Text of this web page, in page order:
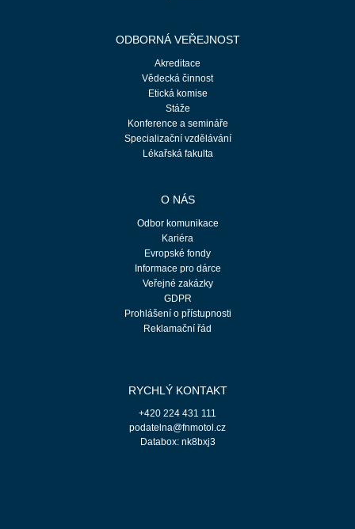
ODBORNÁ VEŘEJNOST
Akreditace
Vědecká činnost
Etická komise
Stáže
Konference a semináře
Specializační vzdělávání
Lékařská fakulta
O NÁS
Odbor komunikace
Kariéra
Evropské fondy
Informace pro dárce
Veřejné zakázky
GDPR
Prohlášení o přístupnosti
Reklamační řád
RYCHLÝ KONTAKT
+420 224 431 111
podatelna@fnmotol.cz
Databox: nk8bxj3